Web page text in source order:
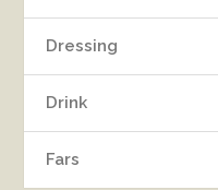
Dressing
Drink
Fars